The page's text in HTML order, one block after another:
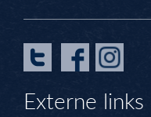
Externe links